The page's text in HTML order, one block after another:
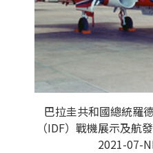
巴拉圭共和國總統羅
（IDF）戰機展示及航
2021-07-